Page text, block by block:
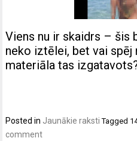
Viens nu ir skaidrs – šis
neko iztēlei, bet vai spēj
materiāla tas
Posted in Jaunākie raksti Tagged
comment